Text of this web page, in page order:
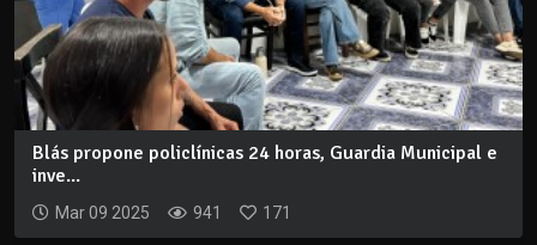
Blás propone policlínicas 24 horas, Guardia Municipal e
inve...
Mar 09 2025 941 171